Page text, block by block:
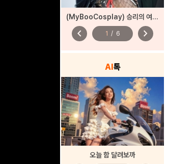
(MyBooCosplay) 승리의 여신: 니케 ‘사쿠라’
chevron_left 1 / 6 chevron_right
AI톡
오늘 함 달려보까